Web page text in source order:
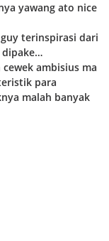
yawang ato nice
terinspirasi dari
dipake…
ambisius ma
para
malah banyak